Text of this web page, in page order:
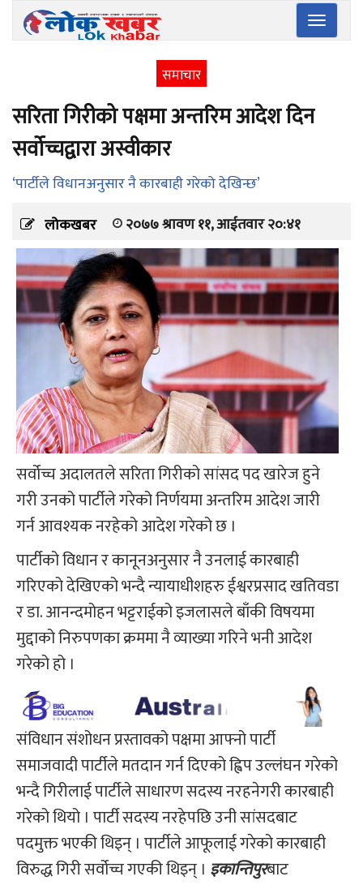
Toggle
समाचार
सरिता गिरीको पक्षमा अन्तरिम आदेश दिन
सर्वोच्चद्वारा अस्वीकार
‘पार्टीले विधानअनुसार नै कारबाही गरेको देखिन्छ’
लोकखबर
२०७७ श्रावण ११, आईतवार २०:४१
सर्वोच्च अदालतले सरिता गिरीको सांसद पद खारेज हुने
गरी उनको पार्टीले गरेको निर्णयमा अन्तरिम आदेश जारी
गर्न आवश्यक नरहेको आदेश गरेको छ ।
पार्टीको विधान र कानूनअनुसार नै उनलाई कारबाही
गरिएको देखिएको भन्दै न्यायाधीशहरु ईश्वरप्रसाद खतिवडा
र डा. आनन्दमोहन भट्टराईको इजलासले बाँकी विषयमा
मुद्दाको निरुपणका क्रममा नै व्याख्या गरिने भनी आदेश
गरेको हो ।
संविधान संशोधन प्रस्तावको पक्षमा आफ्नो पार्टी
समाजवादी पार्टीले मतदान गर्न दिएको ह्विप उल्लंघन गरेको
भन्दै गिरीलाई पार्टीले साधारण सदस्य नरहनेगरी कारबाही
गरेको थियो । पार्टी सदस्य नरहेपछि उनी सांसदबाट
पदमुक्त भएकी थिइन् । पार्टीले आफूलाई गरेको कारबाही
विरुद्ध गिरी सर्वोच्च गएकी थिइन् । इकान्तिपुरबाट